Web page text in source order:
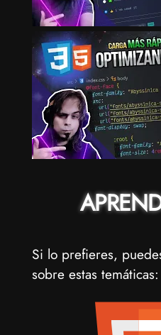
Si lo prefieres,
sobre estas temáticas: